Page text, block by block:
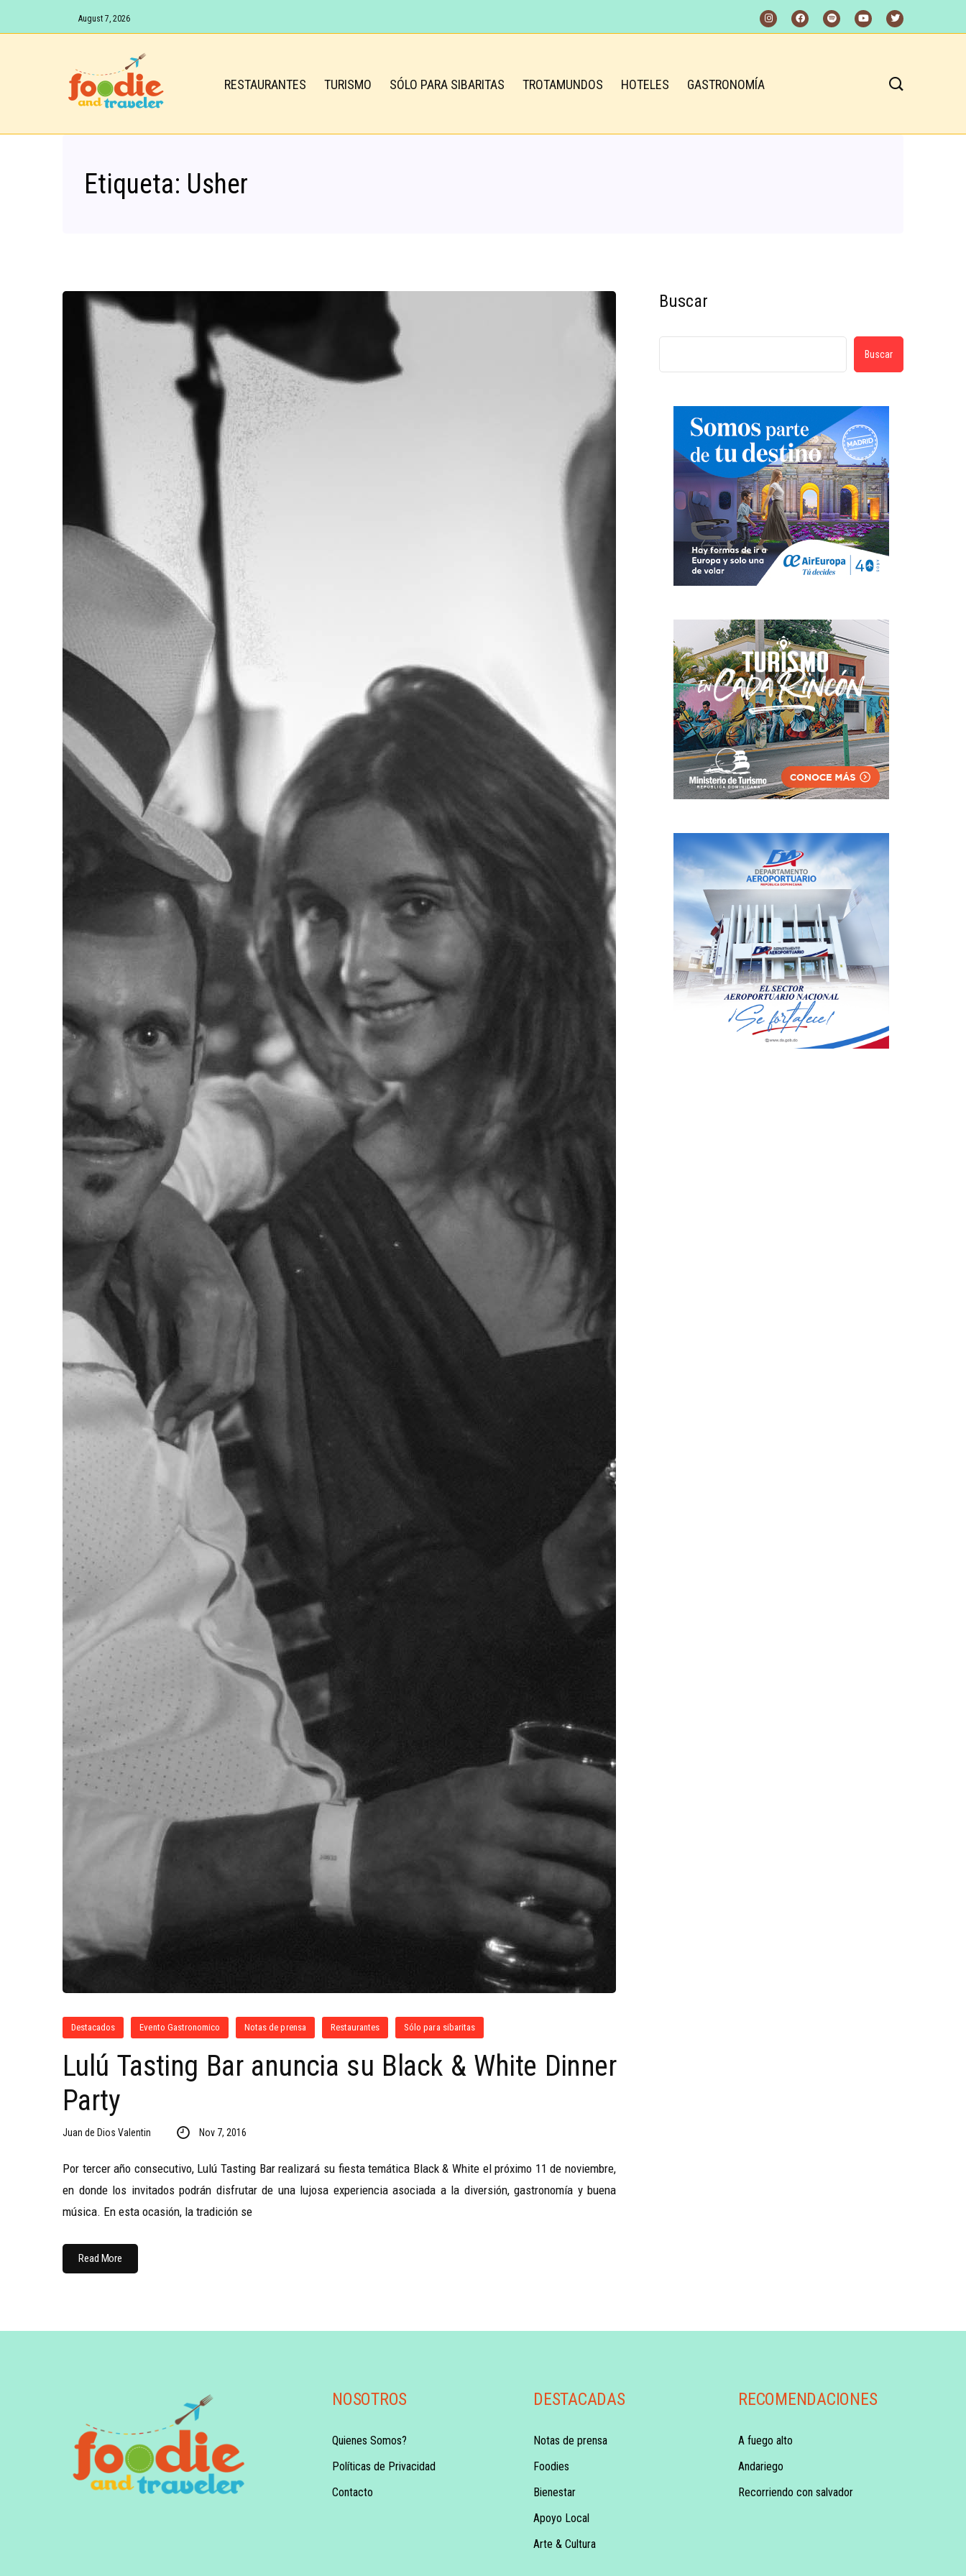
August 7, 2026
RESTAURANTES TURISMO SÓLO PARA SIBARITAS TROTAMUNDOS HOTELES GASTRONOMÍA
Etiqueta: Usher
Destacados Evento Gastronomico Notas de prensa Restaurantes Sólo para sibaritas
Lulú Tasting Bar anuncia su Black & White Dinner
Party
Juan de Dios Valentin Nov 7, 2016
Por tercer año consecutivo, Lulú Tasting Bar realizará su fiesta temática Black & White el próximo 11 de noviembre,
en donde los invitados podrán disfrutar de una lujosa experiencia asociada a la diversión, gastronomía y buena
música. En esta ocasión, la tradición se
Read More
Buscar
Buscar
NOSOTROS
Quienes Somos?
Políticas de Privacidad
Contacto
DESTACADAS
Notas de prensa
Foodies
Bienestar
Apoyo Local
Arte & Cultura
RECOMENDACIONES
A fuego alto
Andariego
Recorriendo con salvador